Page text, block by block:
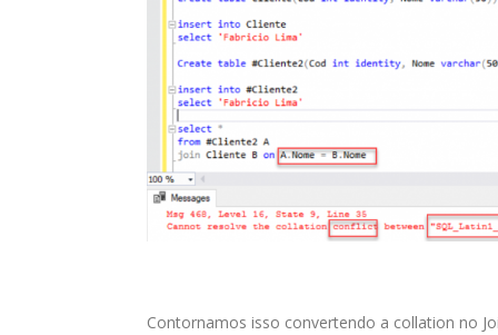
Contornamos isso convertendo a collation no